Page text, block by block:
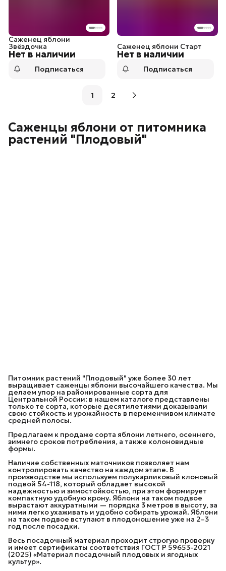
Нет в наличии
Саженец яблони
Звёздочка
Подписаться
Нет в наличии
Саженец яблони Старт
Подписаться
1 2
Саженцы яблони от питомника
растений "Плодовый"
Питомник растений "Плодовый" уже более 30 лет
выращивает саженцы яблони высочайшего качества. Мы
делаем упор на районированные сорта для
Центральной России: в нашем каталоге представлены
только те сорта, которые десятилетиями доказывали
свою стойкость и урожайность в переменчивом климате
средней полосы.
Предлагаем к продаже сорта яблони летнего, осеннего,
зимнего сроков потребления, а также колоновидные
формы.
Наличие собственных маточников позволяет нам
контролировать качество на каждом этапе. В
производстве мы используем полукарликовый клоновый
подвой 54-118, который обладает высокой
надежностью и зимостойкостью, при этом формирует
компактную удобную крону. Яблони на таком подвое
вырастают аккуратными — порядка 3 метров в высоту, за
ними легко ухаживать и удобно собирать урожай. Яблони
на таком подвое вступают в плодоношение уже на 2–3
год после посадки.
Весь посадочный материал проходит строгую проверку
и имеет сертификаты соответствия ГОСТ Р 59653-2021
(2025) «Материал посадочный плодовых и ягодных
культур».